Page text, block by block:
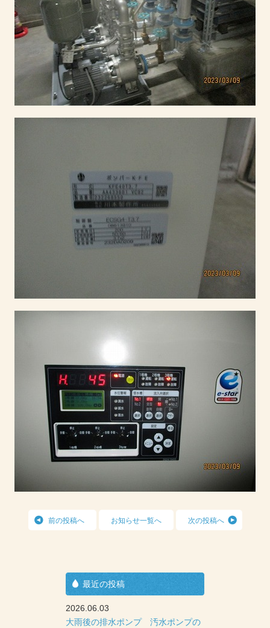
前の投稿へ お知らせ一覧へ 次の投稿へ
最近の投稿
2026.06.03
大雨後の排水ポンプ 汚水ポンプの